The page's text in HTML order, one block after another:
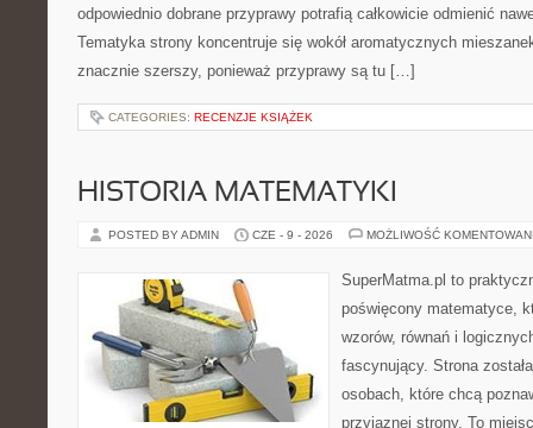
odpowiednio dobrane przyprawy potrafią całkowicie odmienić
Tematyka strony koncentruje się wokół aromatycznych
znacznie szerszy, ponieważ przyprawy są tu […]
CATEGORIES: RECENZJE KSIĄŻEK
HISTORIA MATEMATYKI
POSTED BY ADMIN CZE - 9 - 2026 MOŻLIWOŚĆ
SuperMatma.pl to
poświęcony matematyce,
wzorów, równań i
fascynujący. Strona
osobach, które chcą
przyjaznej strony. To